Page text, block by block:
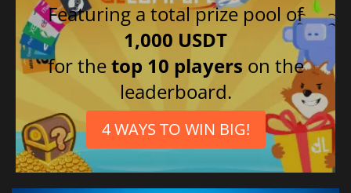
Featuring a total prize pool of
1,000 USDT
for thetop 10 players on the
leaderboard.
4 WAYS TO WIN BIG!